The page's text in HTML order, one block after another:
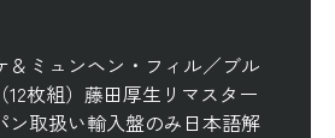
＆ミュンヘン・フィル／ブル
12枚組）藤田厚生リマスター
ン取扱い輸入盤のみ日本語解